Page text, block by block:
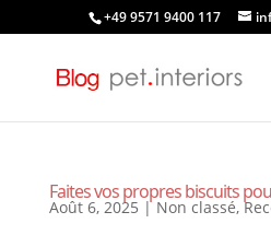
+49 9571 9400 117
Faites vos propres biscuits
Août 6, 2025 | Non classé,